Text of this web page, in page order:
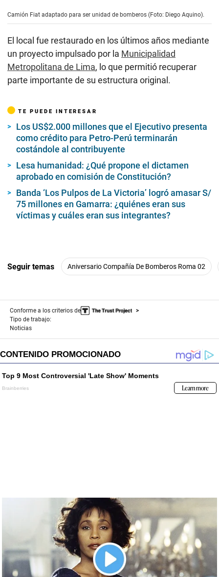
Camión Fiat adaptado para ser unidad de bomberos (Foto: Diego Aquino).
El local fue restaurado en los últimos años mediante
un proyecto impulsado por la Municipalidad
Metropolitana de Lima, lo que permitió recuperar
parte importante de su estructura original.
TE PUEDE INTERESAR
Los US$2.000 millones que el Ejecutivo presenta
como crédito para Petro-Perú terminarán
costándole al contribuyente
Lesa humanidad: ¿Qué propone el dictamen
aprobado en comisión de Constitución?
Banda ‘Los Pulpos de La Victoria’ logró amasar S/
75 millones en Gamarra: ¿quiénes eran sus
víctimas y cuáles eran sus integrantes?
Seguir temas Aniversario Compañía De Bomberos Roma 02
Conforme a los criterios de
Tipo de trabajo:
Noticias